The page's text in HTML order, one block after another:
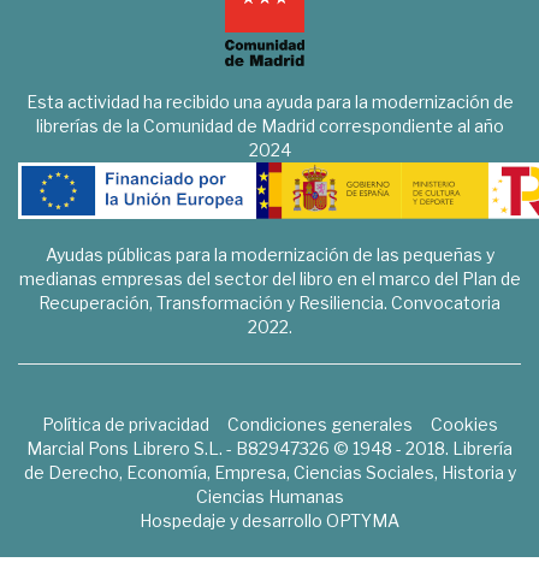
Esta actividad ha recibido una ayuda para la modernización de
librerías de la Comunidad de Madrid correspondiente al año
2024
Ayudas públicas para la modernización de las pequeñas y
medianas empresas del sector del libro en el marco del Plan de
Recuperación, Transformación y Resiliencia. Convocatoria
2022.
Política de privacidad Condiciones generales
Cookies
Marcial Pons Librero S.L. - B82947326 © 1948 - 2018. Librería
de Derecho, Economía, Empresa, Ciencias Sociales, Historia y
Ciencias Humanas
Hospedaje y desarrollo OPTYMA